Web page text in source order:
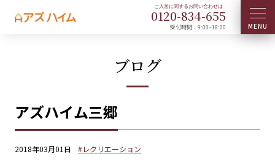
0120-834-655
受付時間：9:00~18:00
ブログ
アズハイム三郷
2018年03月01日 #レクリエーション